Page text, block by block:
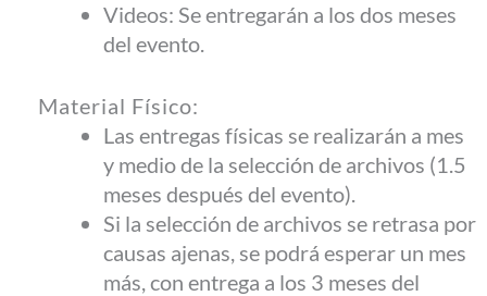
Videos: Se entregarán a los dos meses
del evento.
Material Físico:
Las entregas físicas se realizarán a mes
y medio de la selección de archivos (1.5
meses después del evento).
Si la selección de archivos se retrasa por
causas ajenas, se podrá esperar un mes
más, con entrega a los 3 meses del